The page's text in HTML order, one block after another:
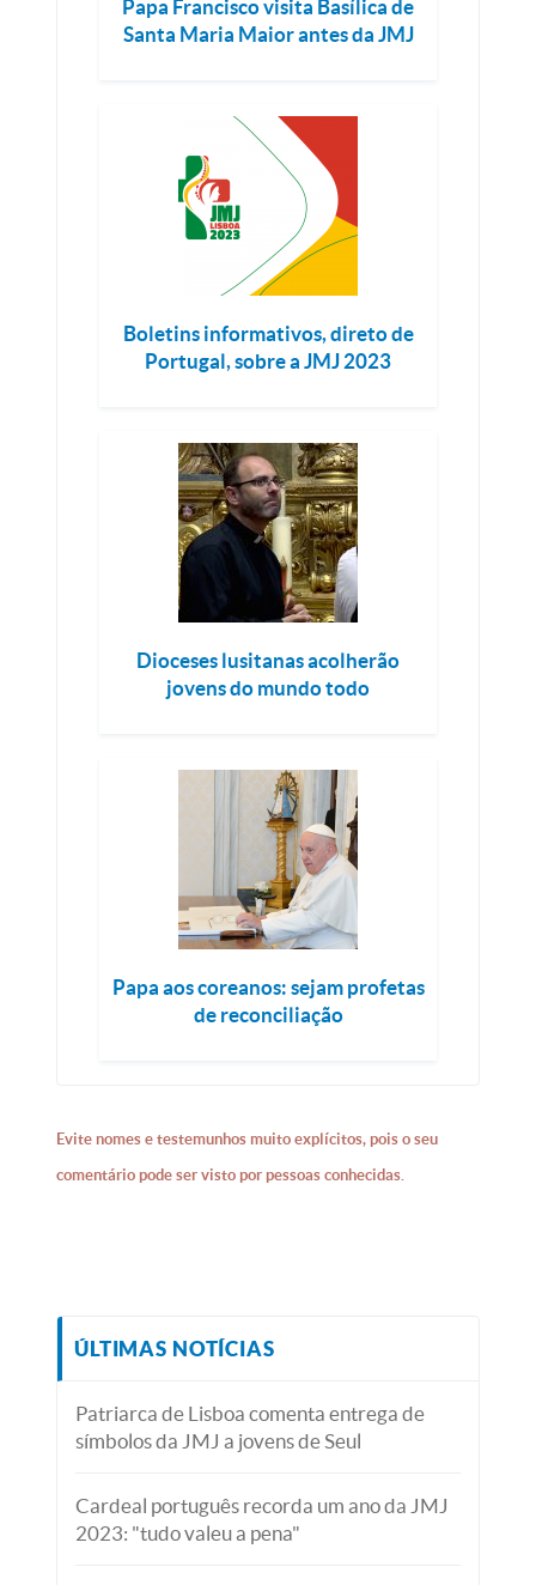
Papa Francisco visita Basílica de
Santa Maria Maior antes da JMJ
Boletins informativos, direto de
Portugal, sobre a JMJ 2023
Dioceses lusitanas acolherão
jovens do mundo todo
Papa aos coreanos: sejam profetas
de reconciliação
Evite nomes e testemunhos muito explícitos, pois o seu
comentário pode ser visto por pessoas conhecidas.
ÚLTIMAS NOTÍCIAS
Patriarca de Lisboa comenta entrega de
símbolos da JMJ a jovens de Seul
Cardeal português recorda um ano da JMJ
2023: "tudo valeu a pena"